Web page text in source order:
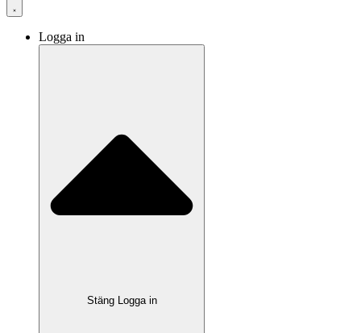
Logga in
Stäng Logga in